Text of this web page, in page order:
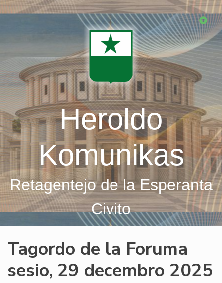
Skip
Heroldo
Komunikas
Retagentejo de la Esperanta
Civito
Tagordo de la Foruma
sesio, 29 decembro 2025